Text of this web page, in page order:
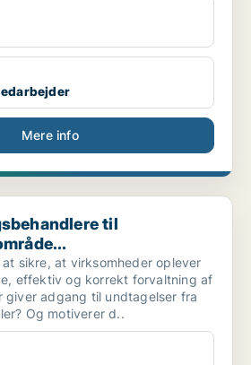
Mere info
til toldbevillingsområde...
til
sikre, at virksomheder oplever
effektiv og korrekt forvaltning af
giver adgang til undtagelser fra
Og motiverer d..